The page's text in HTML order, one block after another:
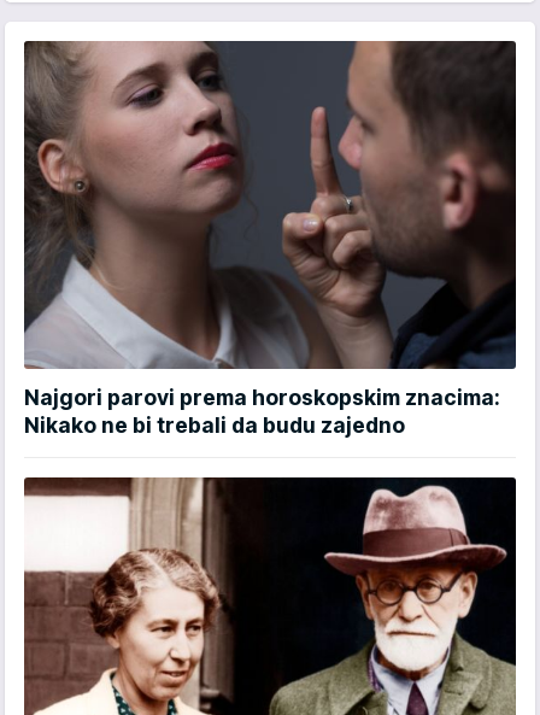
Najgori parovi prema horoskopskim znacima:
Nikako ne bi trebali da budu zajedno